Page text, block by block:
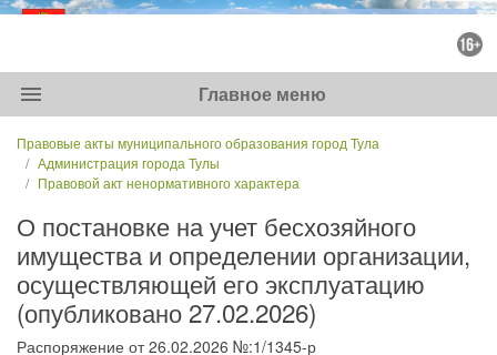
menu Главное меню
Правовые акты муниципального образования город Тула
Администрация города Тулы
Правовой акт ненормативного характера
О постановке на учет бесхозяйного
имущества и определении организации,
осуществляющей его эксплуатацию
(опубликовано 27.02.2026)
Распоряжение от 26.02.2026 №:1/1345-р